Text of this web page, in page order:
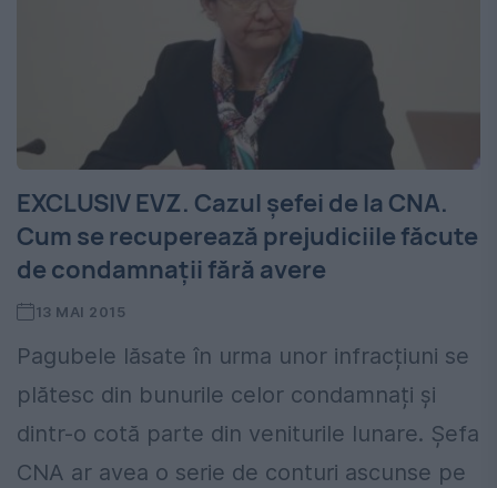
EXCLUSIV EVZ. Cazul șefei de la CNA.
Cum se recuperează prejudiciile făcute
de condamnații fără avere
13 MAI 2015
Pagubele lăsate în urma unor infracțiuni se
plătesc din bunurile celor condamnați și
dintr-o cotă parte din veniturile lunare. Șefa
CNA ar avea o serie de conturi ascunse pe